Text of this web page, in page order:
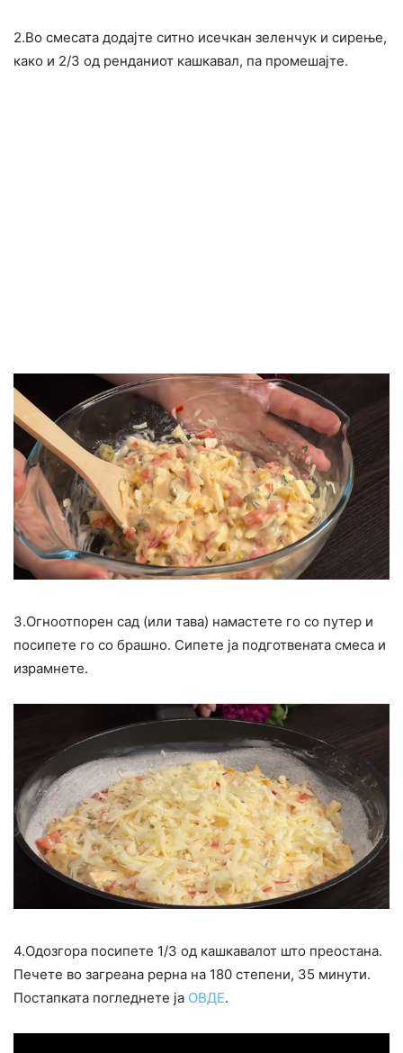
2.Во смесата додајте ситно исечкан зеленчук и сирење,
како и 2/3 од ренданиот кашкавал, па промешајте.
3.Огноотпорен сад (или тава) намастете го со путер и
посипете го со брашно. Сипете ја подготвената смеса и
израмнете.
4.Одозгора посипете 1/3 од кашкавалот што преостана.
Печете во загреана рерна на 180 степени, 35 минути.
Постапката погледнете ја ОВДЕ.